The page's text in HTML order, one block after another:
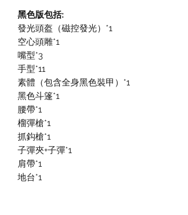
黑色版包括:
發光頭盔（磁控發光）*1
空心頭雕*1
嘴型*3
手型*11
素體（包含全身黑色裝甲）*1
黑色斗篷*1
腰帶*1
榴彈槍*1
抓鈎槍*1
子彈夾+子彈*1
肩帶*1
地台*1